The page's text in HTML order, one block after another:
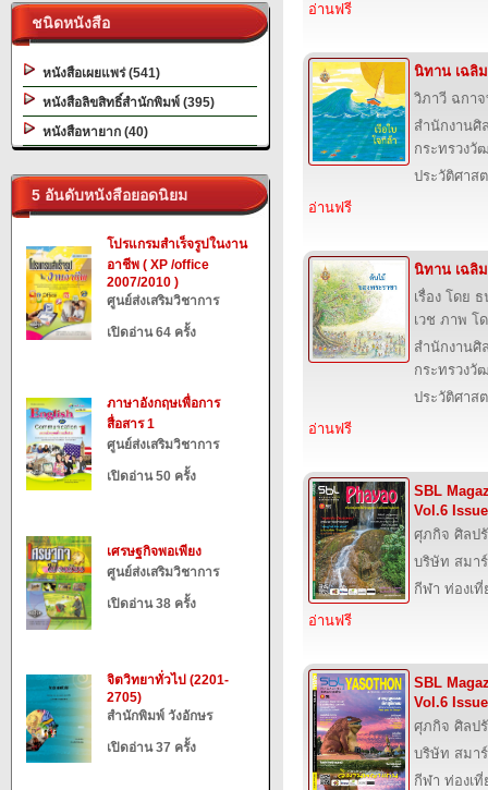
ชนิดหนังสือ
หนังสือเผยแพร่ (541)
หนังสือลิขสิทธิ์สำนักพิมพ์ (395)
หนังสือหายาก (40)
5 อันดับหนังสือยอดนิยม
โปรแกรมสำเร็จรูปในงาน
อาชีพ ( XP /office
2007/2010 )
ศูนย์ส่งเสริมวิชาการ
เปิดอ่าน 64 ครั้ง
ภาษาอังกฤษเพื่อการ
สื่อสาร 1
ศูนย์ส่งเสริมวิชาการ
เปิดอ่าน 50 ครั้ง
เศรษฐกิจพอเพียง
ศูนย์ส่งเสริมวิชาการ
เปิดอ่าน 38 ครั้ง
จิตวิทยาทั่วไป (2201-
2705)
สำนักพิมพ์ วังอักษร
เปิดอ่าน 37 ครั้ง
อ่านฟรี
นิทาน เฉลิ
วิภาวี ฉกา
สำนักงาน
กระทรวงวั
ประวัติศาส
อ่านฟรี
นิทาน เฉลิ
เรื่อง โดย
เวช ภาพ โ
สำนักงาน
กระทรวงวั
ประวัติศาส
อ่านฟรี
SBL
Vol.6
ศุภกิจ ศิลป
บริษัท สมา
กีฬา ท่องเ
อ่านฟรี
SBL
Vol.6
ศุภกิจ ศิลป
บริษัท สมา
กีฬา ท่องเ